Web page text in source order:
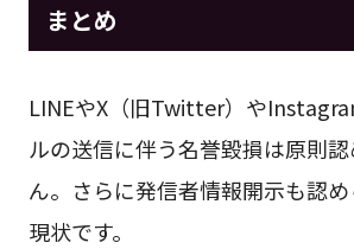
まとめ
LINEやX（旧Twitter）や
ルの送信に伴う名誉毀損は原則
ん。さらに発信者情報開示も認
現状です。